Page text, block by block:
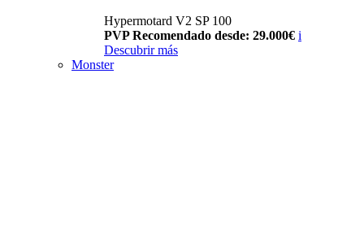
Hypermotard V2 SP 100
PVP Recomendado desde: 29.000€ i
Descubrir más
Monster